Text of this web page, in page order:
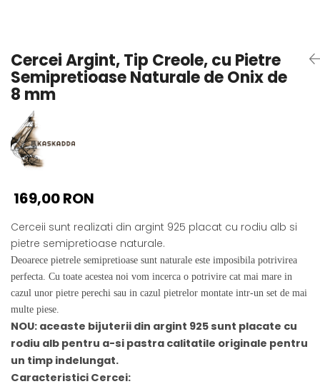
Pandantive cu Perle
Brose cu Perle
Cercei Argint, Tip Creole, cu Pietre
Semipretioase Naturale de Onix de
8 mm
169,00 RON
Cerceii sunt realizati din argint 925 placat cu rodiu alb si
pietre semipretioase naturale.
Deoarece pietrele semipretioase sunt naturale este imposibila potrivirea
perfecta. Cu toate acestea noi vom incerca o potrivire cat mai mare in
cazul unor pietre perechi sau in cazul pietrelor montate intr-un set de mai
multe piese.
NOU: aceaste bijuterii din argint 925 sunt placate cu
rodiu alb pentru a-si pastra calitatile originale pentru
un timp indelungat.
Caracteristici Cercei: